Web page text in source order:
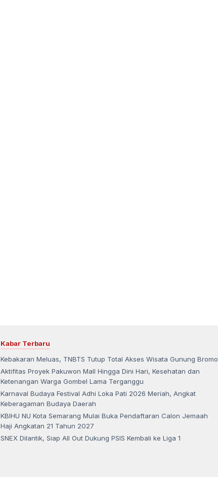
Kabar Terbaru
Kebakaran Meluas, TNBTS Tutup Total Akses Wisata Gunung Bromo
Aktifitas Proyek Pakuwon Mall Hingga Dini Hari, Kesehatan dan
Ketenangan Warga Gombel Lama Terganggu
Karnaval Budaya Festival Adhi Loka Pati 2026 Meriah, Angkat
Keberagaman Budaya Daerah
KBIHU NU Kota Semarang Mulai Buka Pendaftaran Calon Jemaah
Haji Angkatan 21 Tahun 2027
SNEX Dilantik, Siap All Out Dukung PSIS Kembali ke Liga 1